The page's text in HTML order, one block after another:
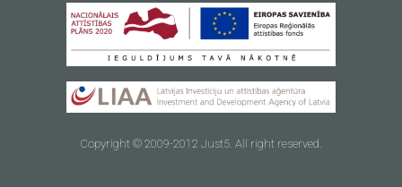
Copyright © 2009-2012 Just5. All right reserved.